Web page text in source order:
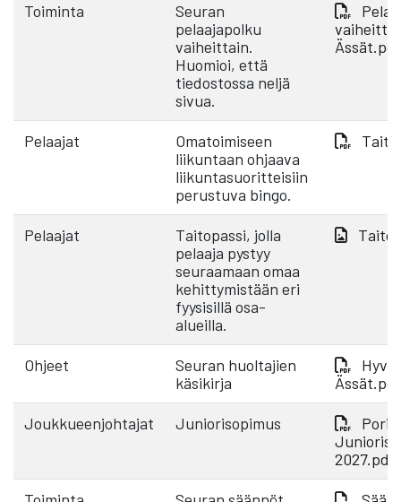
Toiminta
Seuran
pelaajapolku
vaiheittain.
Huomioi, että
tiedostossa neljä
sivua.
Ässät.pdf
Pelaajat
Omatoimiseen
liikuntaan ohjaava
liikuntasuoritteisiin
perustuva bingo.
Pelaajat
Taitopassi, jolla
pelaaja pystyy
seuraamaan omaa
kehittymistään eri
fyysisillä osa-
alueilla.
Ohjeet
Seuran huoltajien
käsikirja
Ässät.pdf
Joukkueenjohtajat Juniorisopimus
2027.pdf